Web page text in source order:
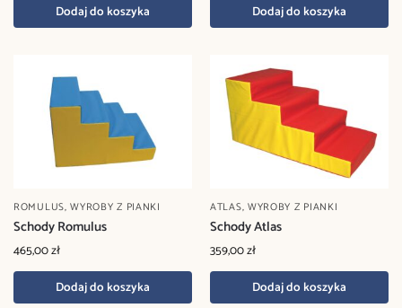
Dodaj do koszyka
Dodaj do koszyka
ROMULUS,WYROBY Z PIANKI
Schody Romulus
465,00zł
Dodaj do koszyka
ATLAS, WYROBY Z PIANKI
Schody Atlas
359,00zł
Dodaj do koszyka